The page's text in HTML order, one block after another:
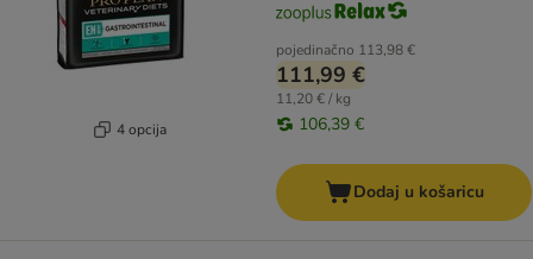
4 opcija
pojedinačno 113,98 €
111,99 €
11,20 € / kg
106,39 €
Dodaj u košaricu